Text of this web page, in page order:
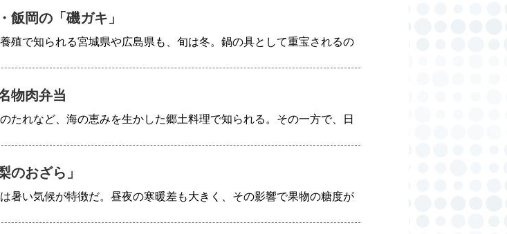
岡の「磯ガキ」
殖で知られる宮城県や広島県も、旬は冬。鍋の具として重宝されるの
物肉弁当
たれなど、海の恵みを生かした郷土料理で知られる。その一方で、日
おざら」
暑い気候が特徴だ。昼夜の寒暖差も大きく、その影響で果物の糖度が